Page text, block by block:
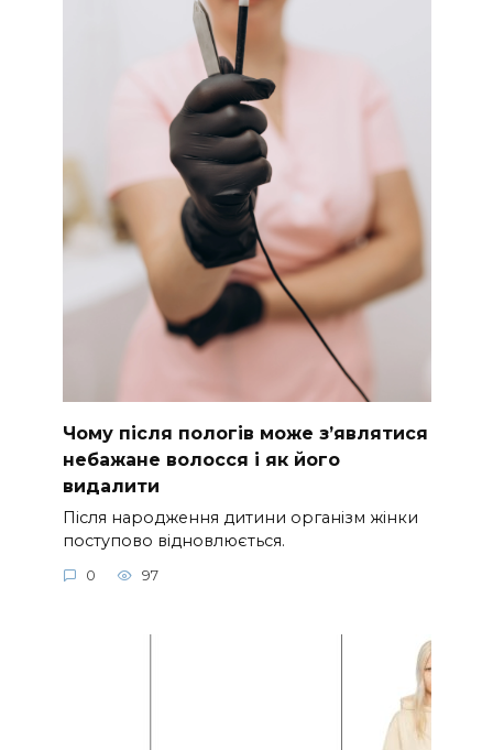
Чому після пологів може з’являтися
небажане волосся і як його
видалити
Після народження дитини організм жінки
поступово відновлюється.
0 97